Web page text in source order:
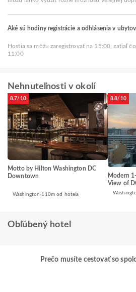
Aké sú hodiny registrácie a odhlásenia v
Hostia sa môžu zaregistrovať na 15:00, zatiaľ
11:00
Nehnuteľnosti v okolí
8.7/10
Motto by Hilton Washington DC
Downtown
Washington 110m od hotela
8.8/10
Modern
View of
Obľúbený hotel
Prečo musíte cestovať so